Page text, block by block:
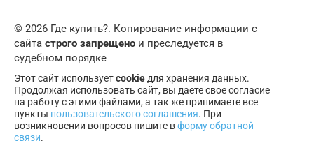
© 2026 Где купить?. Копирование информации с
сайта строго запрещено и преследуется в
судебном порядке
Этот сайт используетcookieдля хранения данных.
Продолжая использовать сайт, вы даете свое согласие
на работу с этими файлами, а так же принимаете все
пункты пользовательского соглашения. При
возникновении вопросов пишите вформу обратной
связи.